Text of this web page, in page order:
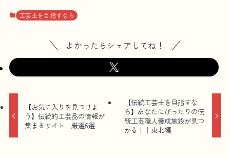
工芸士を目指すなら
よかったらシェアしてね！
【お気に入りを見つけよ
う】伝統的工芸品の情報が
集まるサイト 厳選6選
【伝統工芸士を目指すな
ら】あなたにぴったりの伝
統工芸職人養成施設が見つ
かる！｜東北編